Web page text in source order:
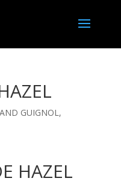
GUIGNOL,
HAZEL